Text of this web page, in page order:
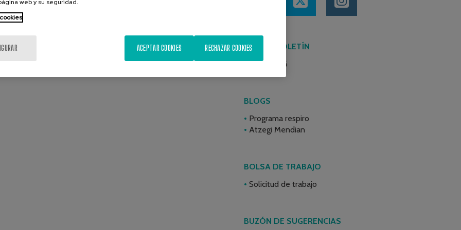
ÚLTIMO BOLETÍN
Junio 2026
BLOGS
Programa respiro
Atzegi Mendian
BOLSA DE TRABAJO
Solicitud de trabajo
BUZÓN DE SUGERENCIAS
web y su seguridad.
RECHAZAR COOKIES
ACEPTAR COOKIES